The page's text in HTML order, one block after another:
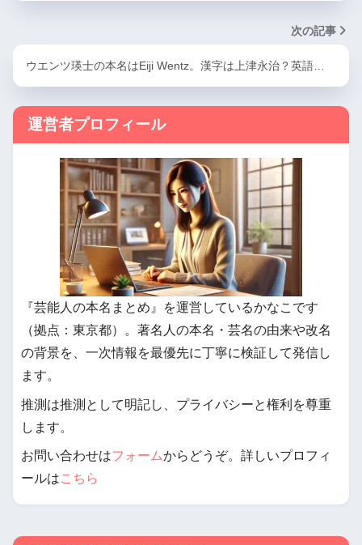
次の記事
ウエンツ瑛士の本名はEiji Wentz。漢字は上津永治？英語…
運営者プロフィール
『芸能人の本名まとめ』を運営しているかなこです
（拠点：東京都）。著名人の本名・芸名の由来や改名
の背景を、一次情報を最優先に丁寧に検証して発信し
ます。
推測は推測として明記し、プライバシーと権利を尊重
します。
お問い合わせはフォームからどうぞ。詳しいプロフィ
ールはこちら